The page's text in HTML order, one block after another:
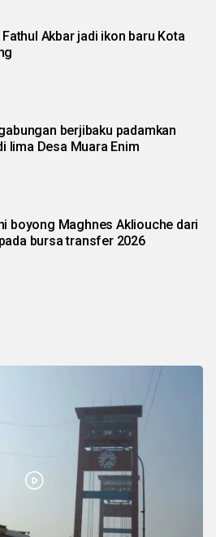
Akbar jadi ikon baru Kota
berjibaku padamkan
lima Desa Muara Enim
boyong Maghnes Akliouche dari
bursa transfer 2026